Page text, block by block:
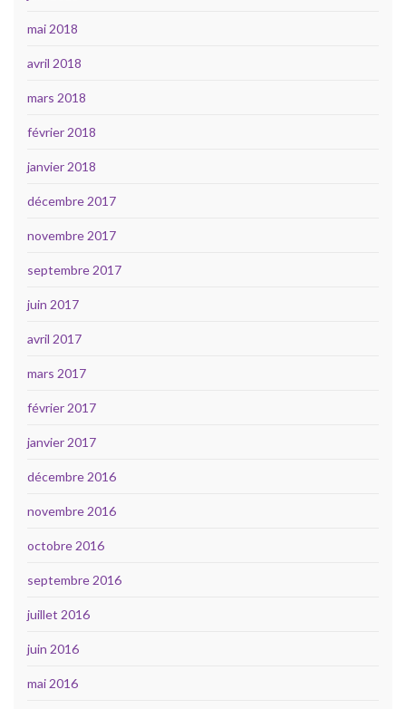
mai 2018
avril 2018
mars 2018
février 2018
janvier 2018
décembre 2017
novembre 2017
septembre 2017
juin 2017
avril 2017
mars 2017
février 2017
janvier 2017
décembre 2016
novembre 2016
octobre 2016
septembre 2016
juillet 2016
juin 2016
mai 2016